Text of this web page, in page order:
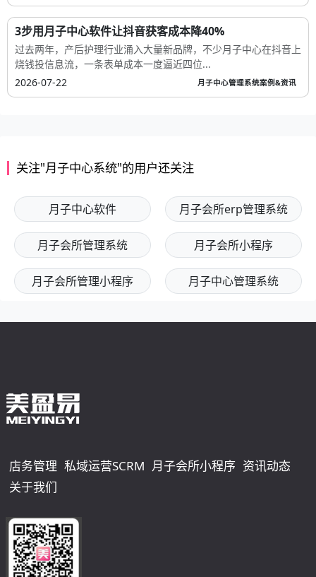
3步用月子中心软件让抖音获客成本降40%
过去两年，产后护理行业涌入大量新品牌，不少月子中心在抖音上
烧钱投信息流，一条表单成本一度逼近四位...
2026-07-22
月子中心管理系统案例&资讯
关注"月子中心系统"的用户还关注
月子中心软件 月子会所erp管理系统
月子会所管理系统 月子会所小程序
月子会所管理小程序 月子中心管理系统
店务管理 私域运营SCRM 月子会所小程序 资讯动态
关于我们